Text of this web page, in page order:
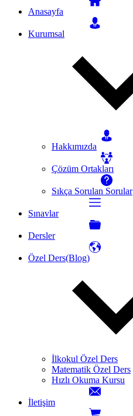
Anasayfa
Kurumsal
Hakkımızda
Çözüm Ortakları
Sıkça Sorulan Sorular
Sınavlar
Dersler
Özel Ders(Blog)
İlkokul Özel Ders
Matematik Özel Ders
Hızlı Okuma Kursu
İletişim